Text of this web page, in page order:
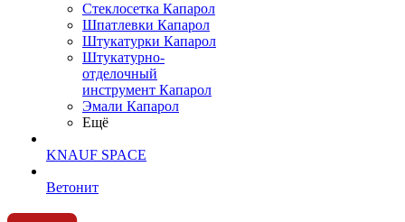
Cтеклосетка Капарол
Шпатлевки Капарол
Штукатурки Капарол
Штукатурно-
отделочный
инструмент Капарол
Эмали Капарол
Ещё
KNAUF SPACE
Ветонит